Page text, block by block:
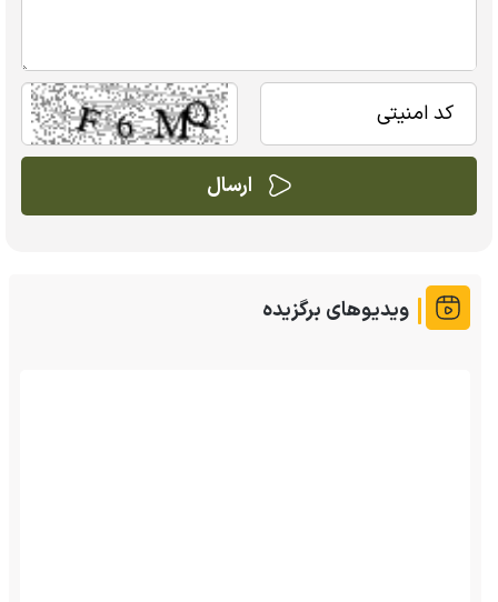
ویدیوهای برگزیده